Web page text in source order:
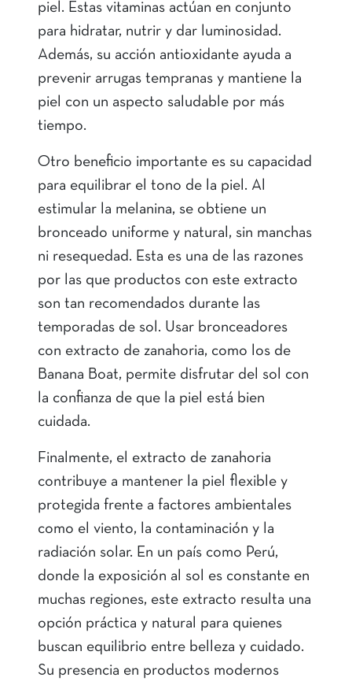
piel. Estas vitaminas actúan en conjunto
para hidratar, nutrir y dar luminosidad.
Además, su acción antioxidante ayuda a
prevenir arrugas tempranas y mantiene la
piel con un aspecto saludable por más
tiempo.
Otro beneficio importante es su capacidad
para equilibrar el tono de la piel. Al
estimular la melanina, se obtiene un
bronceado uniforme y natural, sin manchas
ni resequedad. Esta es una de las razones
por las que productos con este extracto
son tan recomendados durante las
temporadas de sol. Usar bronceadores
con extracto de zanahoria, como los de
Banana Boat, permite disfrutar del sol con
la confianza de que la piel está bien
cuidada.
Finalmente, el extracto de zanahoria
contribuye a mantener la piel flexible y
protegida frente a factores ambientales
como el viento, la contaminación y la
radiación solar. En un país como Perú,
donde la exposición al sol es constante en
muchas regiones, este extracto resulta una
opción práctica y natural para quienes
buscan equilibrio entre belleza y cuidado.
Su presencia en productos modernos